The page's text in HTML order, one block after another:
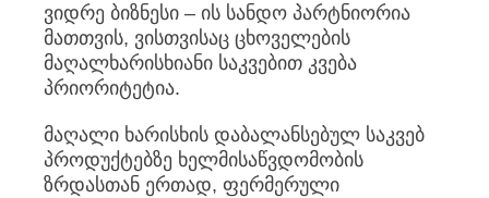
ვიდრე ბიზნესი – ის სანდო პარტნიორია
მათთვის, ვისთვისაც ცხოველების
მაღალხარისხიანი საკვებით კვება
პრიორიტეტია.
მაღალი ხარისხის დაბალანსებულ საკვებ
პროდუქტებზე ხელმისაწვდომობის
ზრდასთან ერთად, ფერმერული